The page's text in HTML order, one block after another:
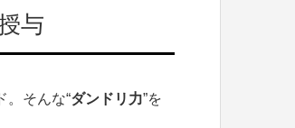
与
。そんな“ダンドリ力”を